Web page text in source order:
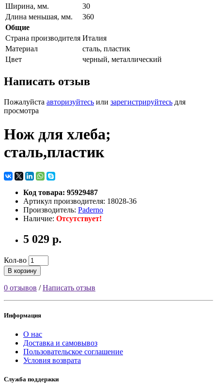
Ширина, мм.
30
Длина меньшая, мм.
360
Общие
Страна производителя Италия
Материал
сталь, пластик
Цвет
черный, металлический
Написать отзыв
Пожалуйста авторизуйтесь или зарегистрируйтесь для
просмотра
Нож для хлеба;
сталь,пластик
Код товара: 95929487
Артикул производителя: 18028-36
Производитель: Paderno
Наличие: Отсутствует!
5 029 р.
Кол-во
В корзину
0 отзывов /Написать отзыв
Информация
О нас
Доставка и самовывоз
Пользовательское соглашение
Условия возврата
Служба поддержки